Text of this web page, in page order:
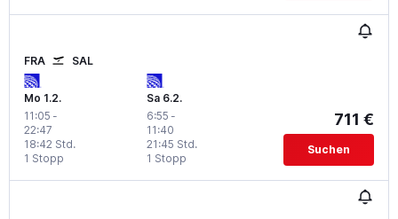
FRA SAL
Mo 1.2.
11:05 -
22:47
1 Stopp
18:42 Std.
Sa 6.2.
6:55 -
11:40
1 Stopp
21:45 Std.
711 €
Suchen